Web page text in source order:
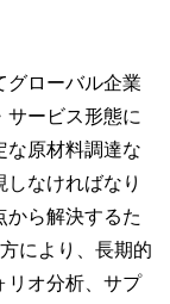
グローバル企業
サービス形態に
な原材料調達な
なければなり
から解決するた
により、長期的
リオ分析、サプ